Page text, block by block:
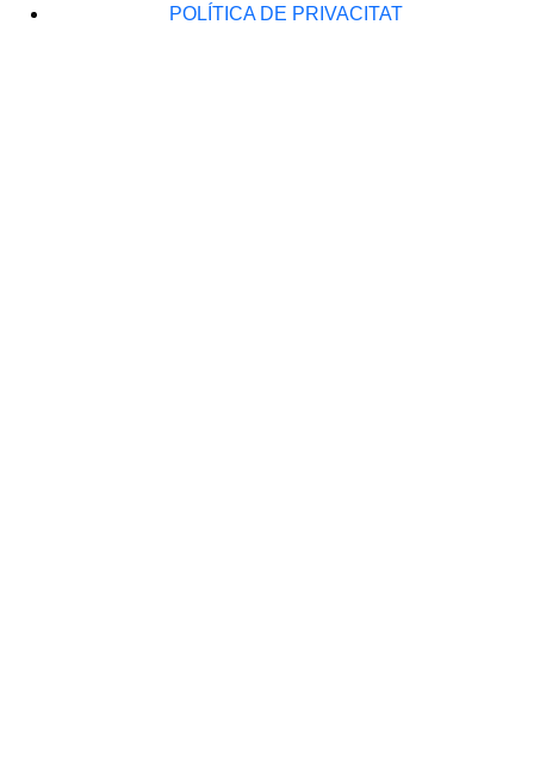
POLÍTICA DE PRIVACITAT